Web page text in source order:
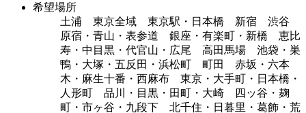
希望場所
土浦 東京全域 東京駅・日本橋 新宿 渋谷
原宿・青山・表参道 銀座・有楽町・新橋 恵比
寿・中目黒・代官山・広尾 高田馬場 池袋・巣
鴨・大塚・五反田・浜松町 町田 赤坂・六本
木・麻生十番・西麻布 東京・大手町・日本橋・
人形町 品川・目黒・田町・大崎 四ッ谷・麹
町・市ヶ谷・九段下 北千住・日暮里・葛飾・荒